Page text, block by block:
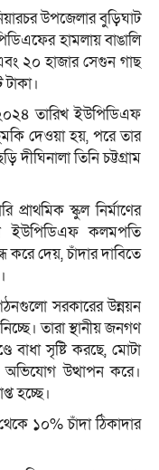
উপজেলার বুড়িঘাট
হামলায় বাঙালি
২০ হাজার সেগুন গাছ
২০২৪ তারিখ ইউপিডিএফ
দেওয়া হয়, পরে তার
তিনি চট্টগ্রাম
স্কুল নির্মাণের
ইউপিডিএফ কলমপতি
করে দেয়, চাঁদার দাবিতে
সরকারের উন্নয়ন
তারা স্থানীয় জনগণ
বাধা সৃষ্টি করছে, মোটা
উত্থাপন করে।
হচ্ছে।
১০% চাঁদা ঠিকাদার